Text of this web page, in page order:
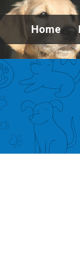
Home